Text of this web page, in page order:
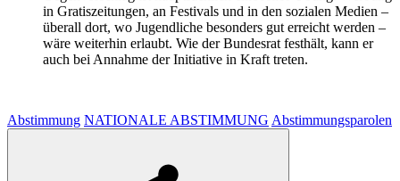
in Gratiszeitungen, an Festivals und in den sozialen Medien –
überall dort, wo Jugendliche besonders gut erreicht werden –
wäre weiterhin erlaubt. Wie der Bundesrat festhält, kann er
auch bei Annahme der Initiative in Kraft treten.
Abstimmung NATIONALE ABSTIMMUNG Abstimmungsparolen